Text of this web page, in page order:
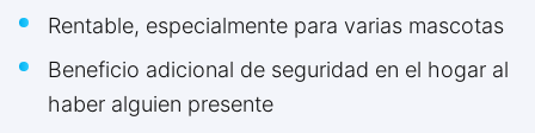
Rentable, especialmente para varias mascotas
Beneficio adicional de seguridad en el hogar al
haber alguien presente